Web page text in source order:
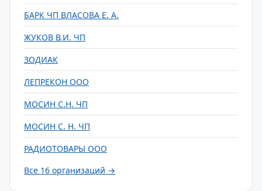
БАРК ЧП ВЛАСОВА Е. А.
ЖУКОВ В.И. ЧП
ЗОДИАК
ЛЕПРЕКОН ООО
МОСИН С.Н. ЧП
МОСИН С. Н. ЧП
РАДИОТОВАРЫ ООО
Все 16 организаций →